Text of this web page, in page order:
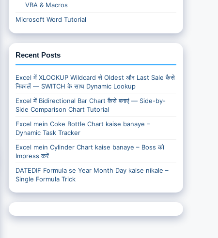
VBA & Macros
Microsoft Word Tutorial
Recent Posts
Excel में XLOOKUP Wildcard से Oldest और Last Sale कैसे
निकालें — SWITCH के साथ Dynamic Lookup
Excel में Bidirectional Bar Chart कैसे बनाएं — Side-by-
Side Comparison Chart Tutorial
Excel mein Coke Bottle Chart kaise banaye –
Dynamic Task Tracker
Excel mein Cylinder Chart kaise banaye – Boss को
Impress करें
DATEDIF Formula se Year Month Day kaise nikale –
Single Formula Trick